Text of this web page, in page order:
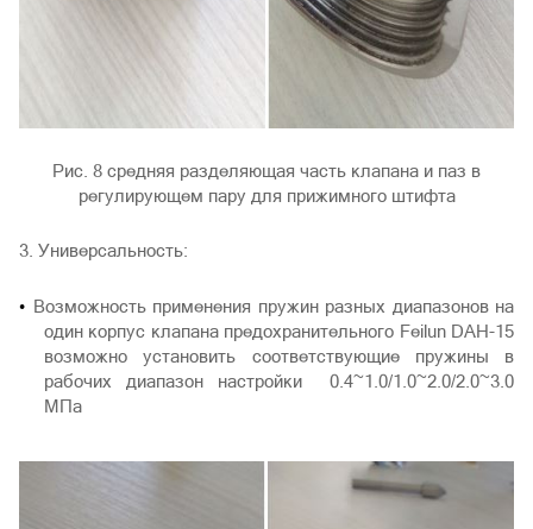
Рис. 8 средняя разделяющая часть клапана и паз в
регулирующем пару для прижимного штифта
3. Универсальность:
Возможность применения пружин разных диапазонов на
один корпус клапана предохранительного Feilun DAН-15
возможно установить соответствующие пружины в
рабочих диапазон настройки 0.4~1.0/1.0~2.0/2.0~3.0
МПа